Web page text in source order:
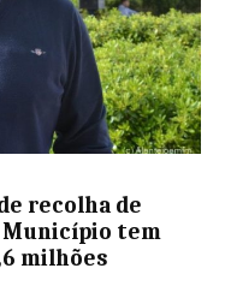
recolha de
Município tem
milhões